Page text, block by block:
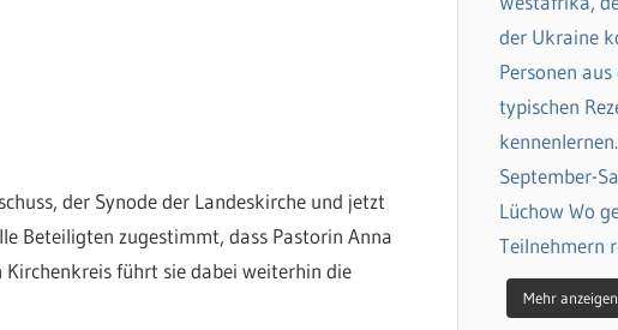
der Synode der Landeskirche und jetzt
Beteiligten zugestimmt, dass Pastorin Anna
führt sie dabei weiterhin die
Mehr anzeigen